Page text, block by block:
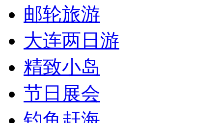
邮轮旅游
大连两日游
精致小岛
节日展会